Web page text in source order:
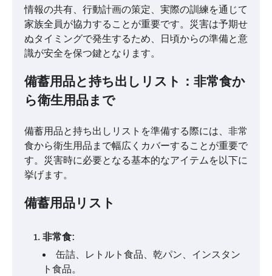
情報の共有、行動計画の策定、実際の訓練を通じて
家族全員が協力することが重要です。災害は予期せ
ぬタイミングで発生するため、日頃からの準備と意
識が安全を保つ鍵となります。
備蓄用品と持ち出しリスト：非常食か
ら衛生用品まで
備蓄用品と持ち出しリストを準備する際には、非常
食から衛生用品まで幅広くカバーすることが重要で
す。災害時に必要となる基本的なアイテムを以下に
挙げます。
備蓄用品リスト
非常食:
缶詰、レトルト食品、乾パン、インスタン
ト食品。